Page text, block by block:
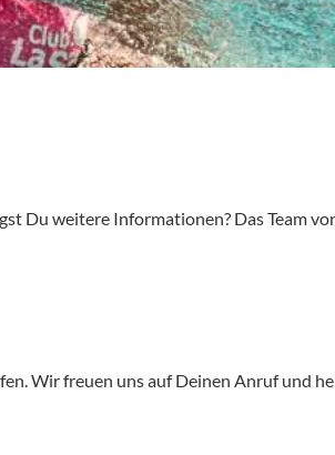
Du weitere Informationen? Das Team
Wir freuen uns auf Deinen Anruf und